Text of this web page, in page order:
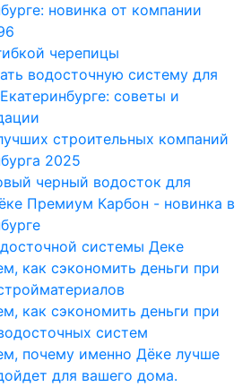
новинка от компании
черепицы
водосточную систему для
советы и
строительных компаний
2025
черный водосток для
Премиум Карбон - новинка в
системы Деке
как сэкономить деньги при
как сэкономить деньги при
систем
почему именно Дёке лучше
для вашего дома.